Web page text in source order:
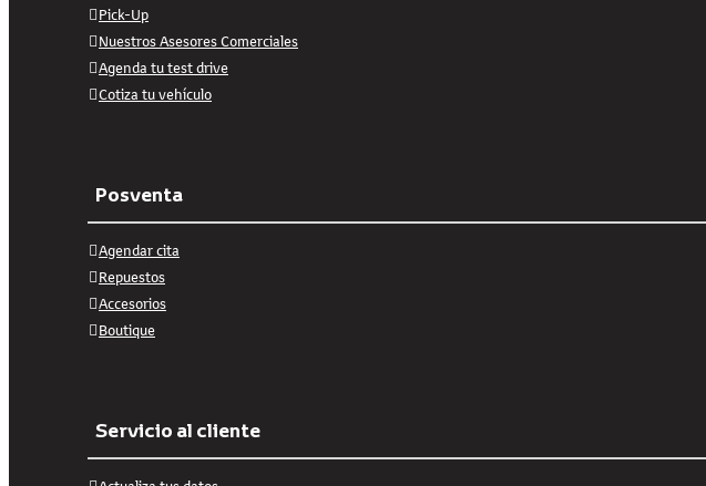
Pick-Up
Nuestros Asesores Comerciales
Agenda tu test drive
Cotiza tu vehículo
Posventa
Agendar cita
Repuestos
Accesorios
Boutique
Servicio al cliente